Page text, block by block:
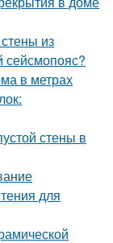
из
сейсмопояс?
в метрах
стены в
для